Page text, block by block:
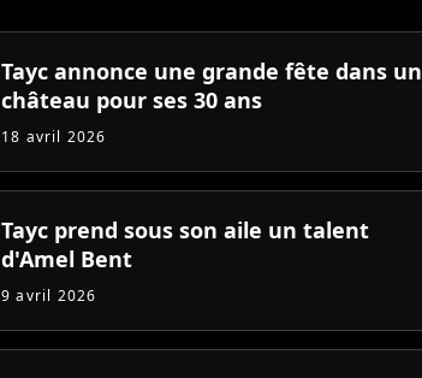
Tayc annonce une grande fête dans un
château pour ses 30 ans
18 avril 2026
Tayc prend sous son aile un talent
d'Amel Bent
9 avril 2026